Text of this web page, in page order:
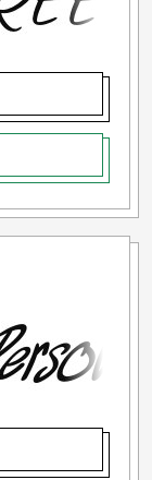
sesuai
membeli
perlukan,